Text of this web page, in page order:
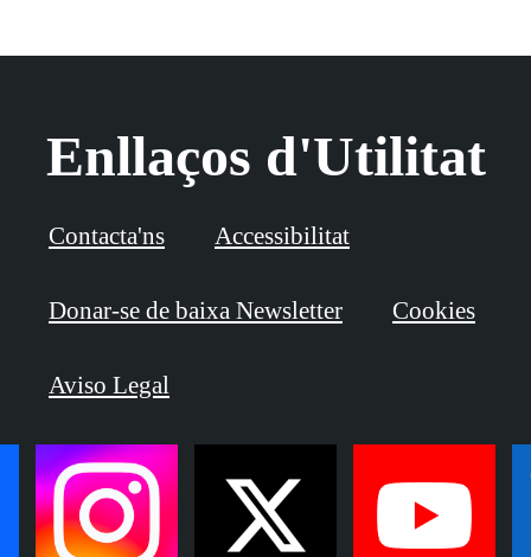
Enllaços d'Utilitat
Contacta'ns Accessibilitat
Donar-se de baixa Newsletter Cookies
Aviso Legal